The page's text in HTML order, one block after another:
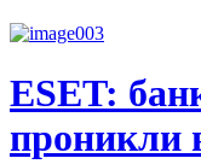
ESET:
проникли